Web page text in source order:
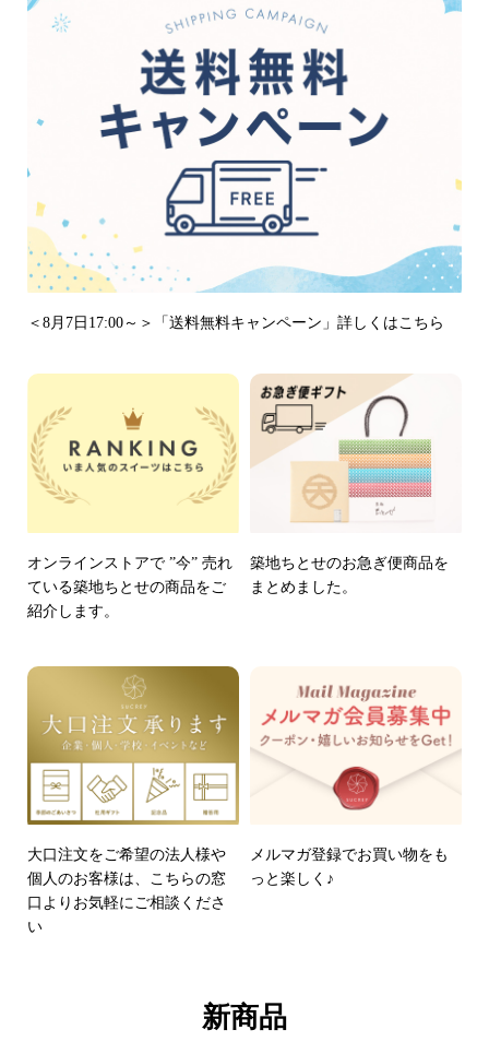
＜8月7日17:00～＞「送料無料キャンペーン」詳しくはこちら
オンラインストアで ”今” 売れ
ている築地ちとせの商品をご
紹介します。
築地ちとせのお急ぎ便商品を
まとめました。
大口注文をご希望の法人様や
個人のお客様は、こちらの窓
口よりお気軽にご相談くださ
い
メルマガ登録でお買い物をも
っと楽しく♪
新商品